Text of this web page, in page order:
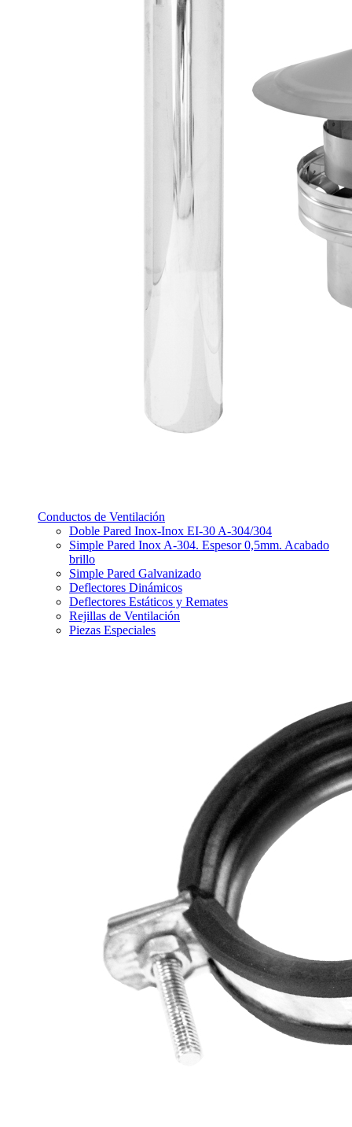
Conductos de Ventilación
Doble Pared Inox-Inox EI-30 A-304/304
Simple Pared Inox A-304. Espesor 0,5mm. Acabado
brillo
Simple Pared Galvanizado
Deflectores Dinámicos
Deflectores Estáticos y Remates
Rejillas de Ventilación
Piezas Especiales